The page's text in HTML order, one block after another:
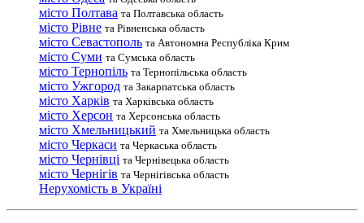
місто Полтава та Полтавська область
місто Рівне та Рівненська область
місто Севастополь та Автономна Республіка Крим
місто Суми та Сумська область
місто Тернопіль та Тернопільська область
місто Ужгород та Закарпатська область
місто Харків та Харківська область
місто Херсон та Херсонська область
місто Хмельницький та Хмельницька область
місто Черкаси та Черкаська область
місто Чернівці та Чернівецька область
місто Чернігів та Чернігівська область
Нерухомість в Україні